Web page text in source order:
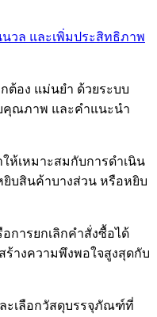
วล และเพิ่มประสิทธิภาพ
ต้อง แม่นยำ ด้วยระบบ
คุณภาพ และคำแนะนำ
ห้เหมาะสมกับการดำเนิน
บสินค้าบางส่วน หรือหยิบ
การยกเลิกคำสั่งซื้อได้
ร้างความพึงพอใจสูงสุดกับ
ะเลือกวัสดุบรรจุภัณฑ์ที่